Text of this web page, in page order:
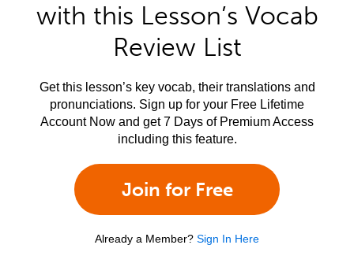
with this Lesson’s Vocab
Review List
Get this lesson’s key vocab, their translations and
pronunciations. Sign up for your Free Lifetime
Account Now and get 7 Days of Premium Access
including this feature.
Join for Free
Already a Member? Sign In Here